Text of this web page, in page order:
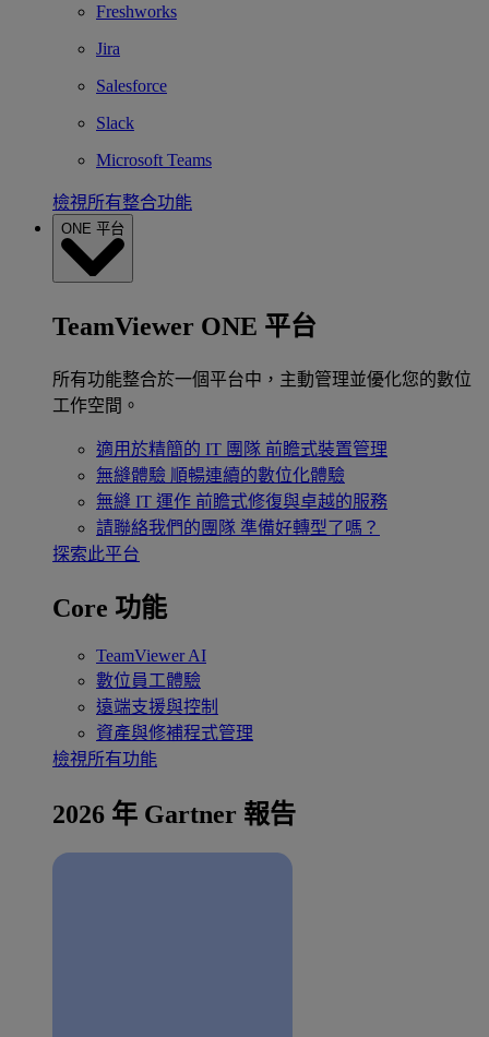
Freshworks
Jira
Salesforce
Slack
Microsoft Teams
檢視所有整合功能
ONE 平台
TeamViewer ONE 平台
所有功能整合於一個平台中，主動管理並優化您的數位
工作空間。
適用於精簡的 IT 團隊 前瞻式裝置管理
無縫體驗 順暢連續的數位化體驗
無縫 IT 運作 前瞻式修復與卓越的服務
請聯絡我們的團隊 準備好轉型了嗎？
探索此平台
Core 功能
TeamViewer AI
數位員工體驗
遠端支援與控制
資產與修補程式管理
檢視所有功能
2026 年 Gartner 報告